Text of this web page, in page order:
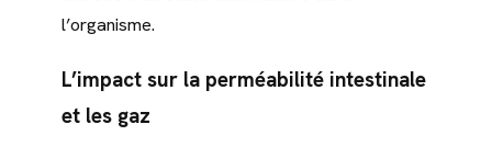
l’organisme.
L’impact sur la perméabilité intestinale
et les gaz